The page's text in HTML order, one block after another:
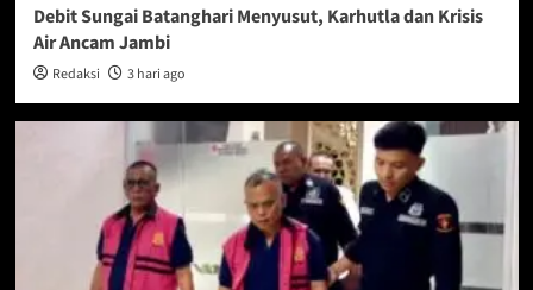
Debit Sungai Batanghari Menyusut, Karhutla dan Krisis
Air Ancam Jambi
Redaksi 3 hari ago